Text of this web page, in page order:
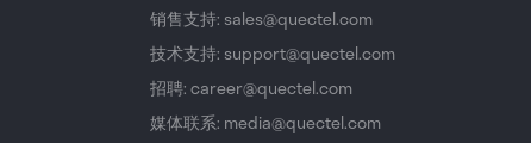
销售支持: sales@quectel.com
技术支持: support@quectel.com
招聘: career@quectel.com
媒体联系: media@quectel.com